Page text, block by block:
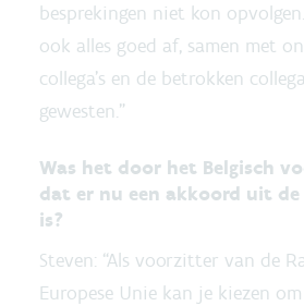
besprekingen niet kon
ook alles goed af, samen met
collega’s en de betrokken
gewesten.”
Was het door het Belgisch
dat er nu een akkoord uit de
is?
Steven: “Als voorzitter van de
Europese Unie kan je kiezen